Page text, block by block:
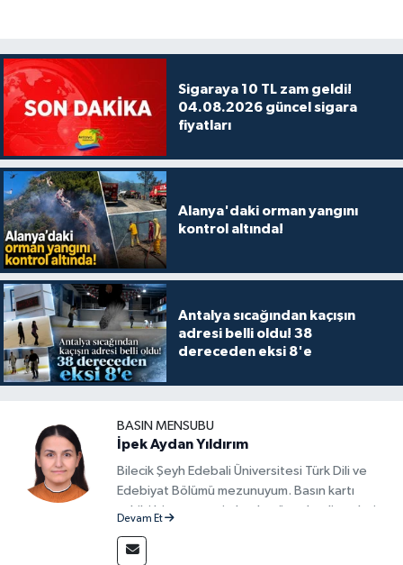
Sigaraya 10 TL zam geldi!
04.08.2026 güncel sigara
fiyatları
Alanya'daki orman yangını
kontrol altında!
Antalya sıcağından kaçışın
adresi belli oldu! 38
dereceden eksi 8'e
BASIN MENSUBU
İpek Aydan Yıldırım
Bilecik Şeyh Edebali Üniversitesi Türk Dili ve
Edebiyat Bölümü mezunuyum. Basın kartı
sahibi bir gazeteci olarak, güncel gelişmeleri
güvenilir ve tarafsız bilgilerle buluşturmayı
Devam Et